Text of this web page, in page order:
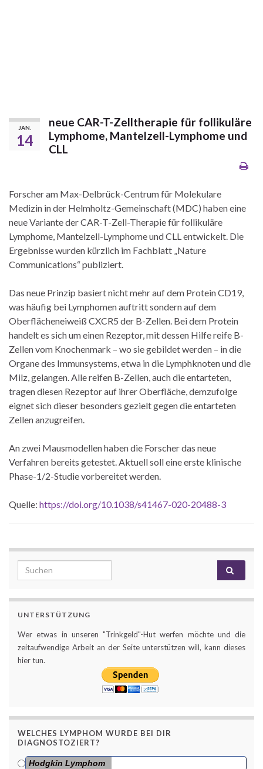
JAN.
14
neue CAR-T-Zelltherapie für follikuläre
Lymphome, Mantelzell-Lymphome und
CLL
Forscher am Max-Delbrück-Centrum für Molekulare
Medizin in der Helmholtz-Gemeinschaft (MDC) haben eine
neue Variante der CAR-T-Zell-Therapie für follikuläre
Lymphome, Mantelzell-Lymphome und CLL entwickelt. Die
Ergebnisse wurden kürzlich im Fachblatt „Nature
Communications“ publiziert.
Das neue Prinzip basiert nicht mehr auf dem Protein CD19,
was häufig bei Lymphomen auftritt sondern auf dem
Oberflächeneiweiß CXCR5 der B-Zellen. Bei dem Protein
handelt es sich um einen Rezeptor, mit dessen Hilfe reife B-
Zellen vom Knochenmark – wo sie gebildet werden – in die
Organe des Immunsystems, etwa in die Lymphknoten und die
Milz, gelangen. Alle reifen B-Zellen, auch die entarteten,
tragen diesen Rezeptor auf ihrer Oberfläche, demzufolge
eignet sich dieser besonders gezielt gegen die entarteten
Zellen anzugreifen.
An zwei Mausmodellen haben die Forscher das neue
Verfahren bereits getestet. Aktuell soll eine erste klinische
Phase-1/2-Studie vorbereitet werden.
Quelle: https://doi.org/10.1038/s41467-020-20488-3
Search for:
UNTERSTÜTZUNG
Wer etwas in unseren "Trinkgeld"-Hut werfen möchte und die
zeitaufwendige Arbeit an der Seite unterstützen will, kann dieses
hier tun.
WELCHES LYMPHOM WURDE BEI DIR
DIAGNOSTOZIERT?
Hodgkin Lymphom